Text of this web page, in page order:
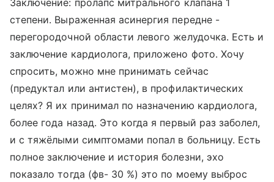
Заключение: пролапс митрального клапана 1
степени. Выраженная асинергия передне -
перегородочной области левого желудочка. Есть и
заключение кардиолога, приложено фото. Хочу
спросить, можно мне принимать сейчас
(предуктал или антистен), в профилактических
целях? Я их принимал по назначению кардиолога,
более года назад. Это когда я первый раз заболел,
и с тяжёлыми симптомами попал в больницу. Есть
полное заключение и история болезни, эхо
показало тогда (фв- 30 %) это по моему выброс